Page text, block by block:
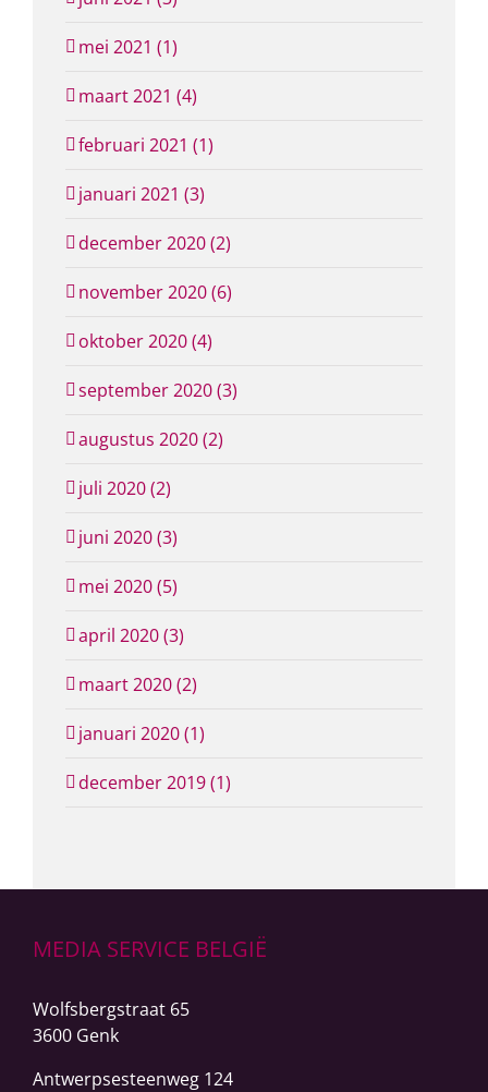
mei 2021 (1)
maart 2021 (4)
februari 2021 (1)
januari 2021 (3)
december 2020 (2)
november 2020 (6)
oktober 2020 (4)
september 2020 (3)
augustus 2020 (2)
juli 2020 (2)
juni 2020 (3)
mei 2020 (5)
april 2020 (3)
maart 2020 (2)
januari 2020 (1)
december 2019 (1)
MEDIA SERVICE BELGIË
Wolfsbergstraat 65
3600 Genk
Antwerpsesteenweg 124